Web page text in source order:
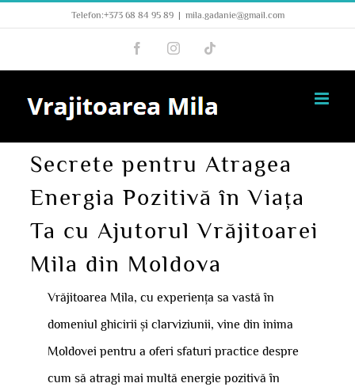
content
Telefon:+373 68 84 95 89 | mila.gadanie@gmail.com
FacebookInstagram
Secrete pentru Atragea
Energia Pozitivă în Viața
Ta cu Ajutorul Vrăjitoarei
Mila din Moldova
Vrăjitoarea Mila, cu experiența sa vastă în
domeniul ghicirii și clarviziunii, vine din inima
Moldovei pentru a oferi sfaturi practice despre
cum să atragi mai multă energie pozitivă în